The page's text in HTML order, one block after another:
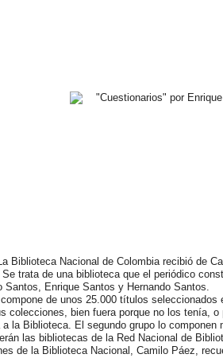
Biblioteca Nacional de Colombia recibió de
trata de una biblioteca que el periódico
Santos, Enrique Santos y Hernando Santos.
de unos 25.000 títulos
colecciones, bien fuera porque no los tenía,
la Biblioteca. El segundo grupo lo
las bibliotecas de la Red Nacional de
de la Biblioteca Nacional, Camilo Páez,